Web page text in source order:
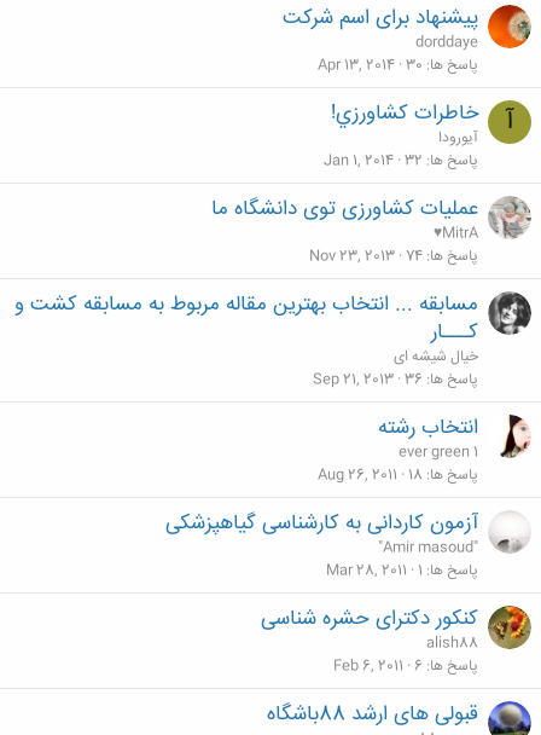
پیشنهاد برای اسم شرکت
dorddaye
پاسخ ها 30
Apr 13, 2014
آ خاطرات كشاورزي!
آیورودا
پاسخ ها 32
Jan 1, 2014
عملیات کشاورزی توی دانشگاه ما
♥MitrA
پاسخ ها 74
Nov 23, 2013
مسابقه ... انتخاب بهترین مقاله مربوط به مسابقه کشت و
کـــار
خیال شیشه ای
پاسخ ها 36
Sep 21, 2013
انتخاب رشته
ever green 1
پاسخ ها 18
Aug 26, 2011
آزمون کاردانی به کارشناسی گیاهپزشکی
"Amir masoud"
پاسخ ها 1
Mar 28, 2011
کنکور دکترای حشره شناسی
alish88
پاسخ ها 6
Feb 6, 2011
قبولی های ارشد 88باشگاه